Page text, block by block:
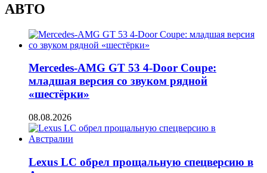
АВТО
Mercedes-AMG GT 53 4-Door Coupe:
младшая версия со звуком рядной
«шестёрки»
08.08.2026
Lexus LC обрел прощальную спецверсию в